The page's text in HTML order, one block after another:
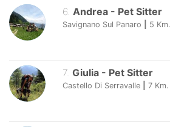
6 Andrea - Pet Sitter
Savignano Sul Panaro 5 Km.
7. Giulia - Pet Sitter
Castello Di Serravalle 7 Km.